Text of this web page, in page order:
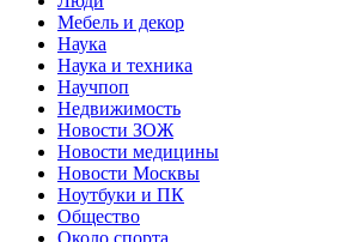
Мебель и декор
Наука
Наука и техника
Научпоп
Недвижимость
Новости ЗОЖ
Новости медицины
Новости Москвы
Ноутбуки и ПК
Общество
Около спорта